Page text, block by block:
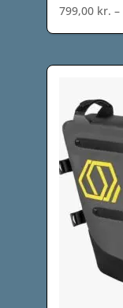
799,00 kr. –